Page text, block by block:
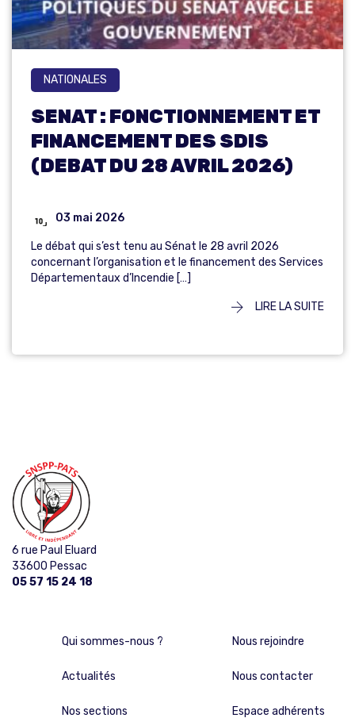
NATIONALES
SENAT : FONCTIONNEMENT ET
FINANCEMENT DES SDIS
(DEBAT DU 28 AVRIL 2026)
03 mai 2026
Le débat qui s’est tenu au Sénat le 28 avril 2026
concernant l’organisation et le financement des Services
Départementaux d’Incendie […]
LIRE LA SUITE
6 rue Paul Eluard
33600 Pessac
05 57 15 24 18
Qui sommes-nous ?
Actualités
Nos sections
Nous rejoindre
Nous contacter
Espace adhérents